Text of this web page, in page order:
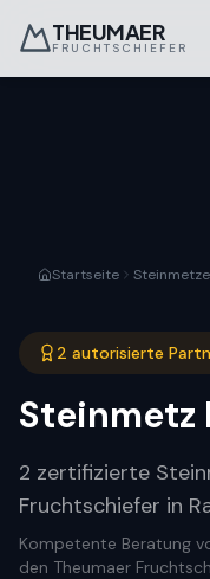
THEUMAER
FRUCHTSCHIEFER
Startseite
2 autorisierte
Steinmetz
2 zertifizierte
Fruchtschiefer in
Kompetente Beratung
den Theumaer